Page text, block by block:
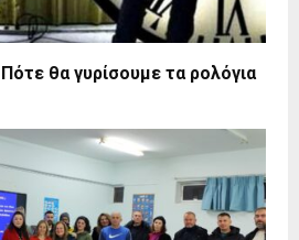
θα γυρίσουμε τα ρολόγια